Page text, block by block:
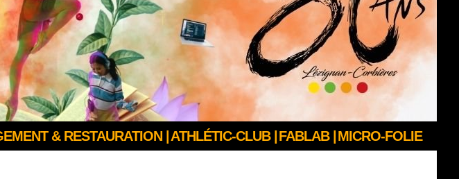
& RESTAURATION | ATHLÉTIC-CLUB | FABLAB | MICRO-FOLIE